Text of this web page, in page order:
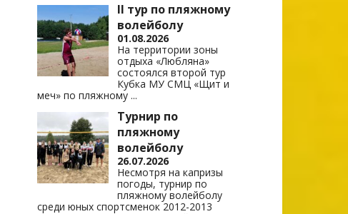
II тур по пляжному
волейболу
01.08.2026
На территории зоны
отдыха «Любляна»
состоялся второй тур
Кубка МУ СМЦ «Щит и
меч» по пляжному ...
Турнир по
пляжному
волейболу
26.07.2026
Несмотря на капризы
погоды, турнир по
пляжному волейболу
среди юных спортсменок 2012-2013